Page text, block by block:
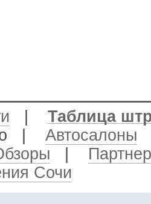
Таблица
Автосалоны
Сочи